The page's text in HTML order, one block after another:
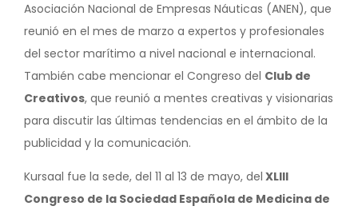
Asociación Nacional de Empresas Náuticas (ANEN), que
reunió en el mes de marzo a expertos y profesionales
del sector marítimo a nivel nacional e internacional.
También cabe mencionar el Congreso del Club de
Creativos, que reunió a mentes creativas y visionarias
para discutir las últimas tendencias en el ámbito de la
publicidad y la comunicación.
Kursaal fue la sede, del 11 al 13 de mayo, del XLIII
Congreso de la Sociedad Española de Medicina de